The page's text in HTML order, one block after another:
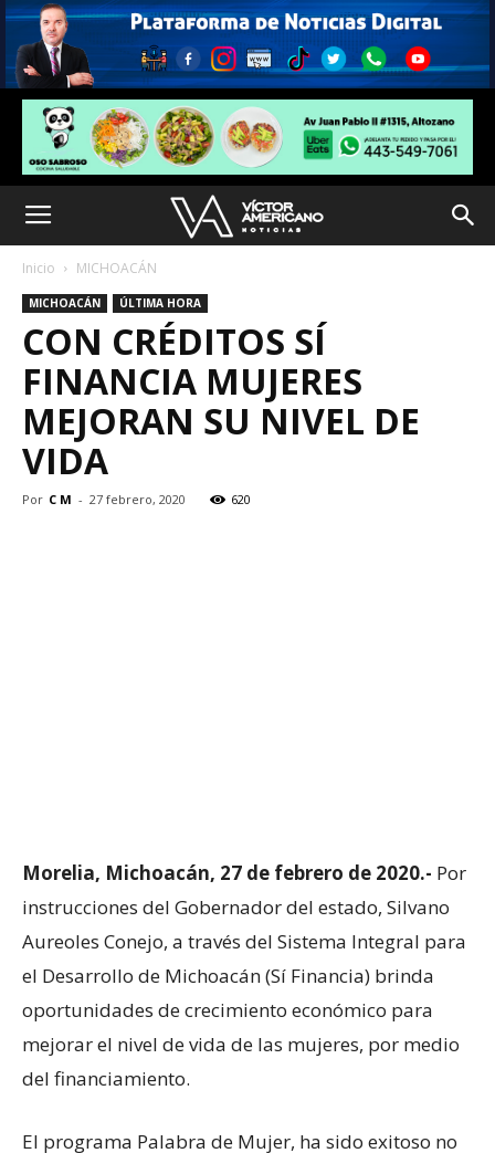
Inicio MICHOACÁN
MICHOACÁN ÚLTIMA HORA
CON CRÉDITOS SÍ
FINANCIA MUJERES
MEJORAN SU NIVEL DE
VIDA
Por C M - 27 febrero, 2020 620
Morelia, Michoacán, 27 de febrero de 2020.- Por
instrucciones del Gobernador del estado, Silvano
Aureoles Conejo, a través del Sistema Integral para
el Desarrollo de Michoacán (Sí Financia) brinda
oportunidades de crecimiento económico para
mejorar el nivel de vida de las mujeres, por medio
del financiamiento.
El programa Palabra de Mujer, ha sido exitoso no